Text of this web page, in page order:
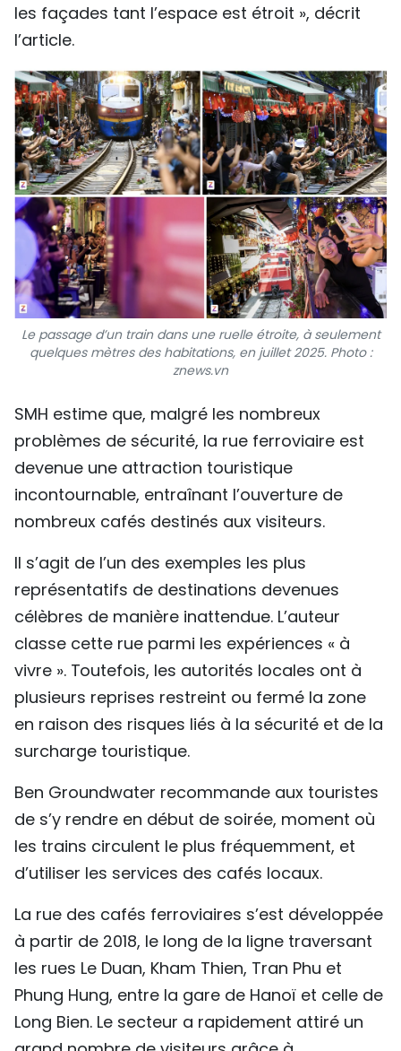
les façades tant l’espace est étroit », décrit
l’article.
Le passage d’un train dans une ruelle étroite, à seulement
quelques mètres des habitations, en juillet 2025. Photo :
znews.vn
SMH estime que, malgré les nombreux
problèmes de sécurité, la rue ferroviaire est
devenue une attraction touristique
incontournable, entraînant l’ouverture de
nombreux cafés destinés aux visiteurs.
Il s’agit de l’un des exemples les plus
représentatifs de destinations devenues
célèbres de manière inattendue. L’auteur
classe cette rue parmi les expériences « à
vivre ». Toutefois, les autorités locales ont à
plusieurs reprises restreint ou fermé la zone
en raison des risques liés à la sécurité et de la
surcharge touristique.
Ben Groundwater recommande aux touristes
de s’y rendre en début de soirée, moment où
les trains circulent le plus fréquemment, et
d’utiliser les services des cafés locaux.
La rue des cafés ferroviaires s’est développée
à partir de 2018, le long de la ligne traversant
les rues Le Duan, Kham Thien, Tran Phu et
Phung Hung, entre la gare de Hanoï et celle de
Long Bien. Le secteur a rapidement attiré un